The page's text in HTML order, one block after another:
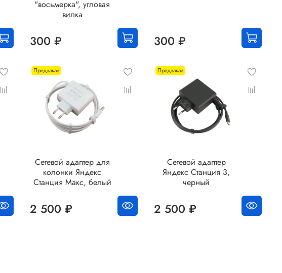
"восьмерка", угловая
вилка
300 ₽ 300 ₽
Предзаказ
Сетевой адаптер для
колонки Яндекс
Станция Макс, белый
2 500 ₽
Предзаказ
Сетевой адаптер
Яндекс Станция 3,
черный
2 500 ₽